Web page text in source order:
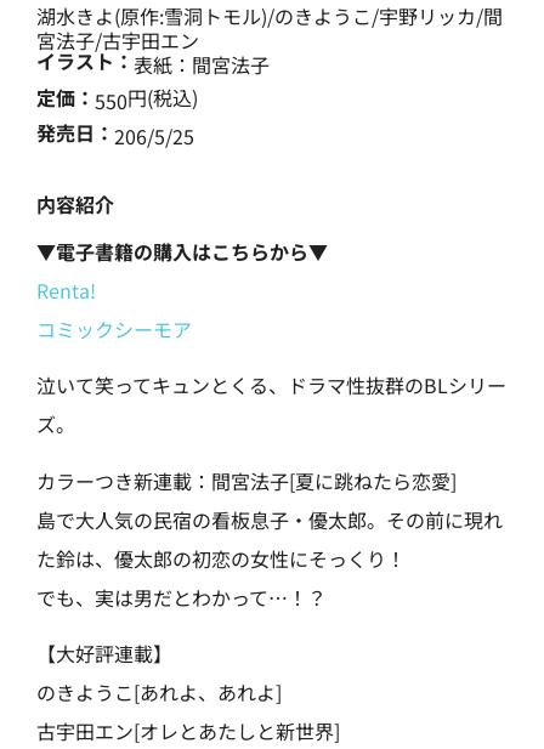
湖水きよ(原作:雪洞トモル)/のきようこ/宇野リッカ/間
宮法子/古宇田エン
イラスト：表紙：間宮法子
定価： 550円(税込)
発売日： 206/5/25
内容紹介
▼電子書籍の購入はこちらから▼
Renta!
コミックシーモア
泣いて笑ってキュンとくる、ドラマ性抜群のBLシリー
ズ。
カラーつき新連載：間宮法子[夏に跳ねたら恋愛]
島で大人気の民宿の看板息子・優太郎。その前に現れ
た鈴は、優太郎の初恋の女性にそっくり！
でも、実は男だとわかって…！？
【大好評連載】
のきようこ[あれよ、あれよ]
古宇田エン[オレとあたしと新世界]